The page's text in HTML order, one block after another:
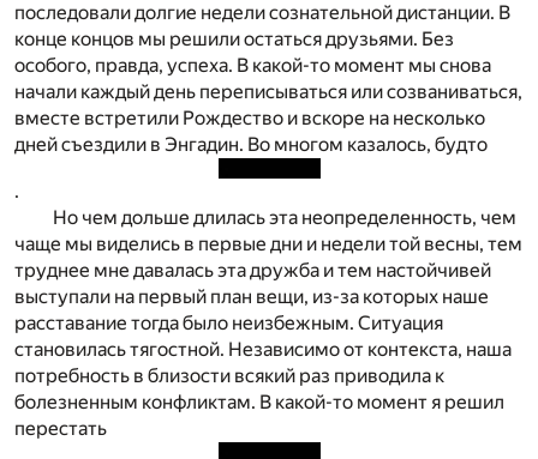
последовали долгие недели сознательной дистанции. В
конце концов мы решили остаться друзьями. Без
особого, правда, успеха. В какой-то момент мы снова
начали каждый день переписываться или созваниваться,
вместе встретили Рождество и вскоре на несколько
дней съездили в Энгадин. Во многом казалось, будто
.
Но чем дольше длилась эта неопределенность, чем
чаще мы виделись в первые дни и недели той весны, тем
труднее мне давалась эта дружба и тем настойчивей
выступали на первый план вещи, из-за которых наше
расставание тогда было неизбежным. Ситуация
становилась тягостной. Независимо от контекста, наша
потребность в близости всякий раз приводила к
болезненным конфликтам. В какой-то момент я решил
перестать